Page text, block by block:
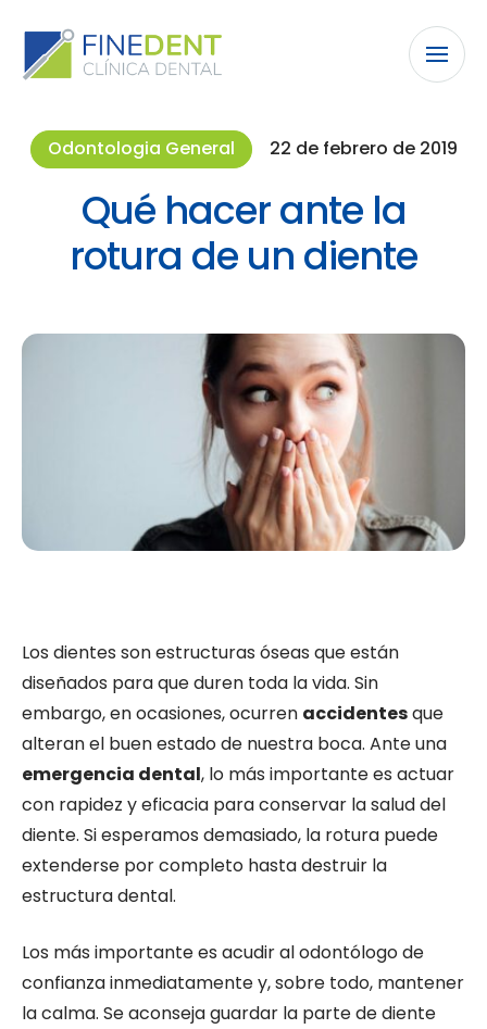
Odontologia General 22 de febrero de 2019
Qué hacer ante la
rotura de un diente
Los dientes son estructuras óseas que están
diseñados para que duren toda la vida. Sin
embargo, en ocasiones, ocurren accidentesque
alteran el buen estado de nuestra boca. Ante una
emergencia dental, lo más importante es actuar
con rapidez y eficacia para conservar la salud del
diente. Si esperamos demasiado, la rotura puede
extenderse por completo hasta destruir la
estructura dental.
Los más importante es acudir al odontólogo de
confianza inmediatamente y, sobre todo, mantener
la calma. Se aconseja guardar la parte de diente